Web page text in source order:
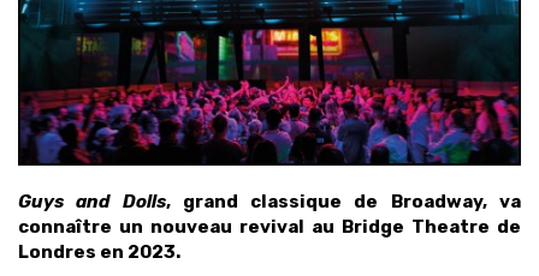
Guys and Dolls, grand classique de Broadway, va
connaître un nouveau revival au Bridge Theatre de
Londres en 2023.